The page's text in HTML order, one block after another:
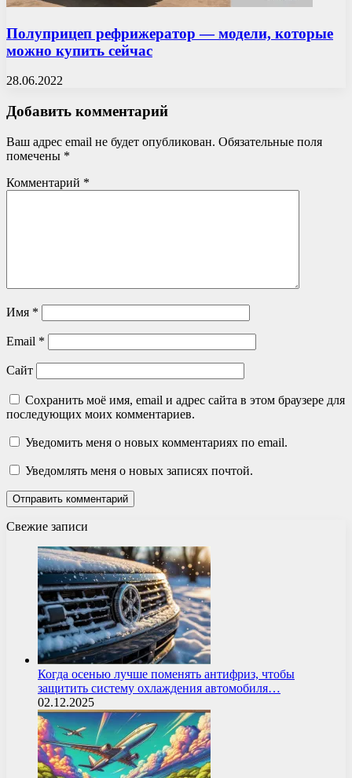
Полуприцеп рефрижератор — модели, которые
можно купить сейчас
28.06.2022
Добавить комментарий
Ваш адрес email не будет опубликован. Обязательные поля
помечены *
Комментарий *
Имя *
Email *
Сайт
Сохранить моё имя, email и адрес сайта в этом браузере для
последующих моих комментариев.
Уведомить меня о новых комментариях по email.
Уведомлять меня о новых записях почтой.
Свежие записи
Когда осенью лучше поменять антифриз, чтобы
защитить систему охлаждения автомобиля…
02.12.2025